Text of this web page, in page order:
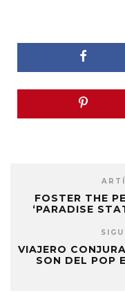
FOSTER THE
‘PARADISE
VIAJERO
SON DEL POP